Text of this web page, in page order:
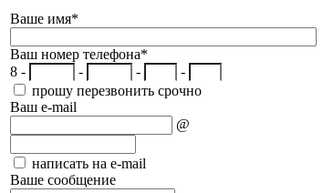
Ваше имя*
Ваш номер телефона*
8 -
- -
-
прошу перезвонить срочно
Ваш e-mail
@
написать на e-mail
Ваше сообщение